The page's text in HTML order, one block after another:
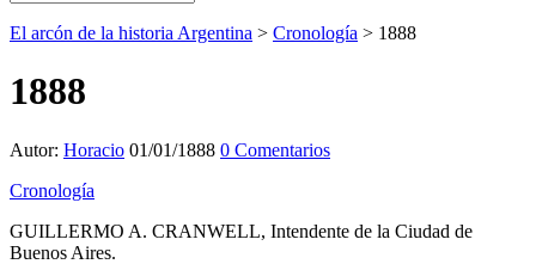
El arcón de la historia Argentina > Cronología > 1888
1888
Autor: Horacio 01/01/1888 0 Comentarios
Cronología
GUILLERMO A. CRANWELL, Intendente de la Ciudad de
Buenos Aires.